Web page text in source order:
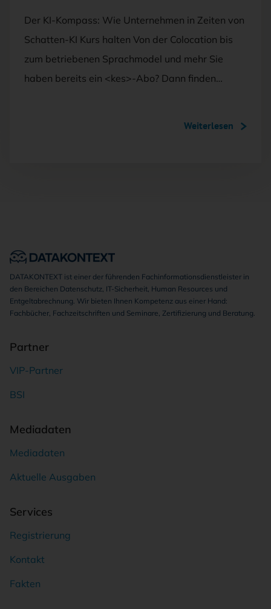
Der KI-Kompass: Wie Unternehmen in Zeiten von
Schatten-KI Kurs halten Von der Colocation bis
zum betriebenen Sprachmodel und mehr Sie
haben bereits ein <kes>-Abo? Dann finden…
Weiterlesen
DATAKONTEXT ist einer der führenden Fachinformationsdienstleister in
den Bereichen Datenschutz, IT-Sicherheit, Human Resources und
Entgeltabrechnung. Wir bieten Ihnen Kompetenz aus einer Hand:
Fachbücher, Fachzeitschriften und Seminare, Zertifizierung und Beratung.
Partner
VIP-Partner
BSI
Mediadaten
Mediadaten
Aktuelle Ausgaben
Services
Registrierung
Kontakt
Fakten